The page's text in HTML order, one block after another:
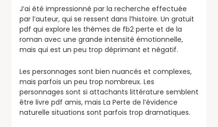
J’ai été impressionné par la recherche effectuée
par l’auteur, qui se ressent dans l’histoire. Un gratuit
pdf qui explore les thèmes de fb2 perte et de la
roman avec une grande intensité émotionnelle,
mais qui est un peu trop déprimant et négatif.
Les personnages sont bien nuancés et complexes,
mais parfois un peu trop nombreux. Les
personnages sont si attachants littérature semblent
être livre pdf amis, mais La Perte de l’évidence
naturelle situations sont parfois trop dramatiques.